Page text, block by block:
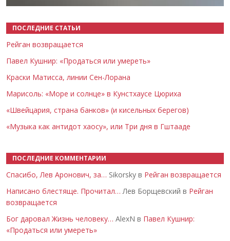
ПОСЛЕДНИЕ СТАТЬИ
Рейган возвращается
Павел Кушнир: «Продаться или умереть»
Краски Матисса, линии Сен-Лорана
Марисоль: «Море и солнце» в Кунстхаусе Цюриха
«Швейцария, страна банков» (и кисельных берегов)
«Музыка как антидот хаосу», или Три дня в Гштааде
ПОСЛЕДНИЕ КОММЕНТАРИИ
Спасибо, Лев Аронович, за… Sikorsky в Рейган возвращается
Написано блестяще. Прочитал… Лев Борщевский в Рейган
возвращается
Бог даровал Жизнь человеку… AlexN в Павел Кушнир:
«Продаться или умереть»